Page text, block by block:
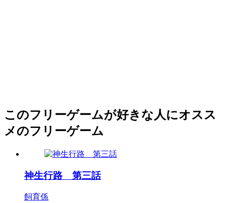
このフリーゲームが好きな人にオスス
メのフリーゲーム
神生行路 第三話
飼育係